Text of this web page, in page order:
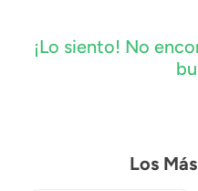
¡Lo siento! No
Los